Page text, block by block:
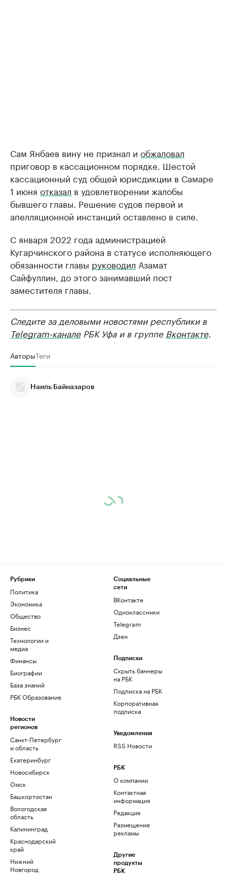
Сам Янбаев вину не признал и обжаловал
приговор в кассационном порядке. Шестой
кассационный суд общей юрисдикции в Самаре
1 июня отказал в удовлетворении жалобы
бывшего главы. Решение судов первой и
апелляционной инстанций оставлено в силе.
С января 2022 года администрацией
Кугарчинского района в статусе исполняющего
обязанности главы руководил Азамат
Сайфуллин, до этого занимавший пост
заместителя главы.
Следите за деловыми новостями республики в
Telegram-каналеРБК Уфа и в группе Вконтакте.
АвторыТеги
Наиль Байназаров
Рубрики
Политика
Экономика
Общество
Бизнес
Технологии и
медиа
Финансы
Биографии
База знаний
РБК Образование
Новости
регионов
Санкт-Петербург
и область
Екатеринбург
Новосибирск
Омск
Башкортостан
Вологодская
область
Калининград
Краснодарский
край
Нижний
Новгород
Социальные
сети
ВКонтакте
Одноклассники
Telegram
Дзен
Подписки
Скрыть баннеры
на РБК
Подписка на РБК
Корпоративная
подписка
Уведомления
RSS Новости
РБК
О компании
Контактная
информация
Редакция
Размещение
рекламы
Другие
продукты
РБК